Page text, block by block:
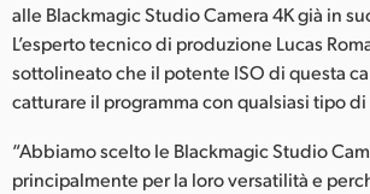
alle Blackmagic Studio Camera 4K già in
L’esperto tecnico di produzione Lucas
sottolineato che il potente ISO di questa
catturare il programma con qualsiasi tipo
“Abbiamo scelto le Blackmagic Studio
principalmente per la loro versatilità e